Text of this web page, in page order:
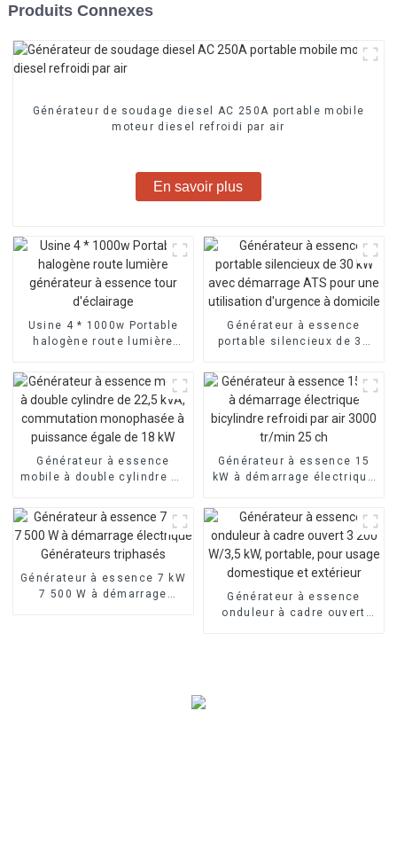
Produits Connexes
Générateur de soudage diesel AC 250A portable mobile
moteur diesel refroidi par air
En savoir plus
Usine 4 * 1000w Portable
halogène route lumière
d'éclairage
Générateur à essence
portable silencieux de 30
pour une utilisation
d'urgence à domicile
Générateur à essence
mobile à double cylindre de
monophasée à puissance
égale de 18 kW
Générateur à essence 15
kW à démarrage électrique
3000 tr/min 25 ch
Générateur à essence 7 kW
7 500 W à démarrage
Générateur à essence
onduleur à cadre ouvert